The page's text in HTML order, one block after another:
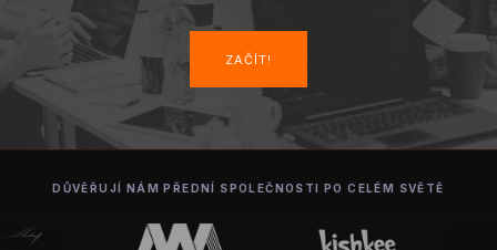
ZAČÍT!
DŮVĚŘUJÍ NÁM PŘEDNÍ SPOLEČNOSTI PO CELÉM SVĚTĚ